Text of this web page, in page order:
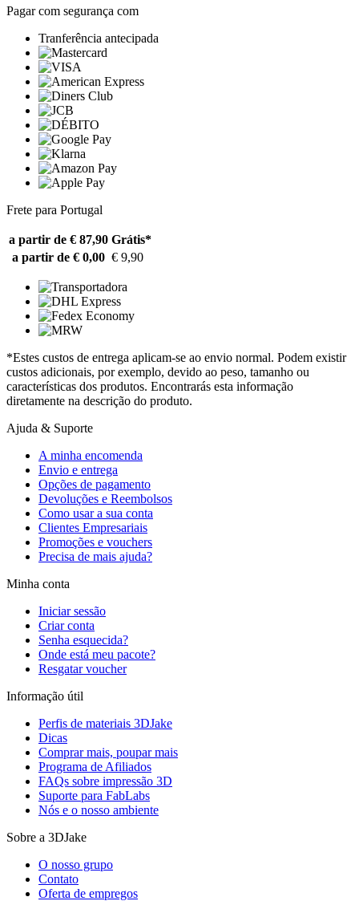
Pagar com segurança com
Tranferência antecipada
Frete para Portugal
a partir de € 87,90 Grátis*
a partir de € 0,00 € 9,90
*Estes custos de entrega aplicam-se ao envio normal. Podem existir
custos adicionais, por exemplo, devido ao peso, tamanho ou
características dos produtos. Encontrarás esta informação
diretamente na descrição do produto.
Ajuda & Suporte
A minha encomenda
Envio e entrega
Opções de pagamento
Devoluções e Reembolsos
Como usar a sua conta
Clientes Empresariais
Promoções e vouchers
Precisa de mais ajuda?
Minha conta
Iniciar sessão
Criar conta
Senha esquecida?
Onde está meu pacote?
Resgatar voucher
Informação útil
Perfis de materiais 3DJake
Dicas
Comprar mais, poupar mais
Programa de Afiliados
FAQs sobre impressão 3D
Suporte para FabLabs
Nós e o nosso ambiente
Sobre a 3DJake
O nosso grupo
Contato
Oferta de empregos